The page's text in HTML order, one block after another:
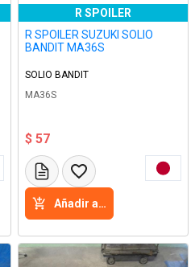
R SPOILER
R SPOILER SUZUKI SOLIO
BANDIT MA36S
SOLIO BANDIT
MA36S
$ 57
Añadir a la cesta